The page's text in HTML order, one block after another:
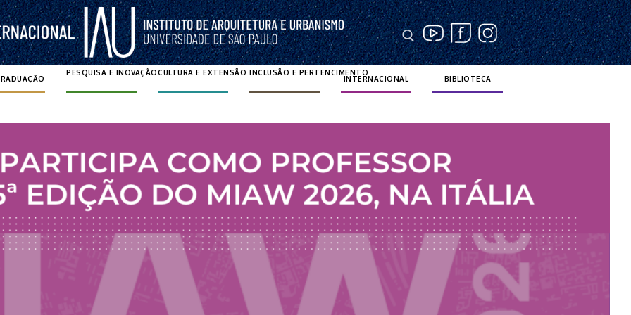
Pesquisar por:
PESQUISA E INOVAÇÃOCULTURA E EXTENSÃO INCLUSÃO E PERTENCIMENTO
INTERNACIONAL BIBLIOTECA